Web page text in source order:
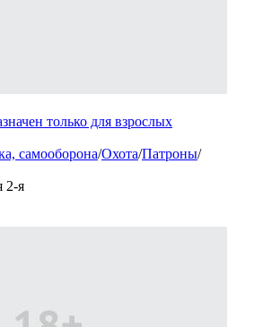
только для взрослых
самооборона/Охота/Патроны/
2-я